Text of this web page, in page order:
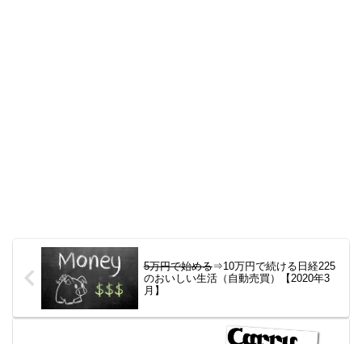
5万円で始める⇒10万円で続ける日経225
のおいしい生活（自動売買）【2020年3
月】